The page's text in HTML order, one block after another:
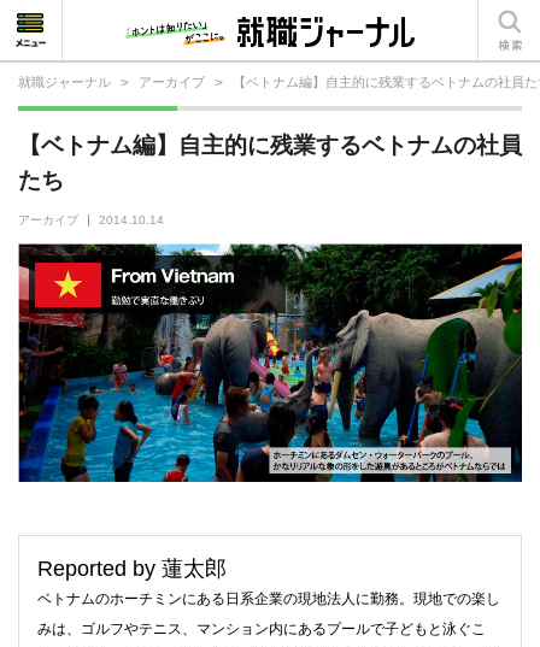
就職ジャーナル > アーカイブ > 【ベトナム編】自主的に残業するベトナムの社員た
【ベトナム編】自主的に残業するベトナムの社員
たち
アーカイブ 2014.10.14
Reported by 蓮太郎
ベトナムのホーチミンにある日系企業の現地法人に勤務。現地での楽し
みは、ゴルフやテニス、マンション内にあるプールで子どもと泳ぐこ
就活相談
就活ノウハウ
仕事の選び方・ヒント
仕事とは？
就活コラム